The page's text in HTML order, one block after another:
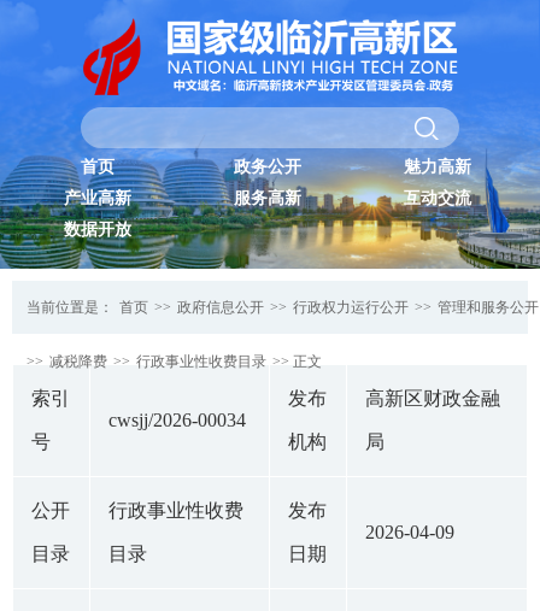
首页 政务公开
魅力高新
产业高新
服务高新
互动交流
数据开放
当前位置是： 首页 >> 政府信息公开 >> 行政权力运行公开 >> 管理和服务公开
>> 减税降费 >> 行政事业性收费目录 >> 正文
索引
号
cwsjj/2026-00034
发布
机构
高新区财政金融
局
公开
目录
行政事业性收费
目录
发布
日期
2026-04-09